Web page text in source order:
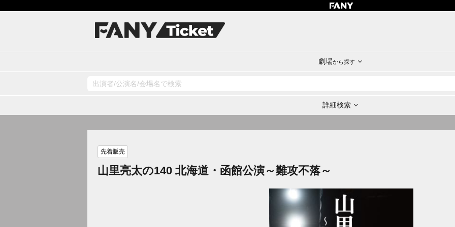
劇場から探す
詳細検索
先着販売
山里亮太の140 北海道・函館公演～難攻不落～